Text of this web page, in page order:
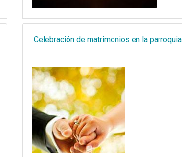
Celebración de matrimonios en la parroquia